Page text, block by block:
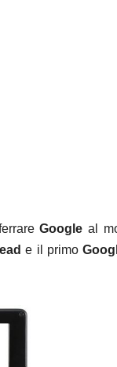
Google al
e il primo